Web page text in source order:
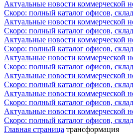
Актуальные новости коммерческой
Скоро: полный каталог офисов,
Актуальные новости коммерческой
Скоро: полный каталог офисов,
Актуальные новости коммерческой
Скоро: полный каталог офисов,
Актуальные новости коммерческой
Скоро: полный каталог офисов,
Актуальные новости коммерческой
Скоро: полный каталог офисов,
Актуальные новости коммерческой
Скоро: полный каталог офисов,
Актуальные новости коммерческой
Скоро: полный каталог офисов,
Главная страница трансформация